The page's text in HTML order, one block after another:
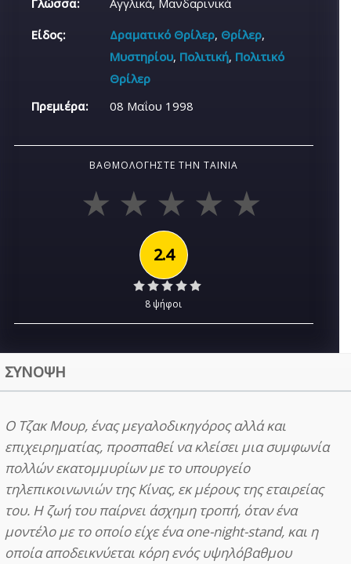
Γλώσσα:
Αγγλικά, Μανδαρινικά
Είδος:
Δραματικό Θρίλερ, Θρίλερ,
Μυστηρίου, Πολιτική, Πολιτικό
Θρίλερ
Πρεμιέρα:
08 Μαΐου 1998
ΒΑΘΜΟΛΟΓΉΣΤΕ ΤΗΝ ΤΑΙΝΊΑ
2.4
8 ψήφοι
ΣΥΝΟΨΗ
Ο Τζακ Μουρ, ένας μεγαλοδικηγόρος αλλά και
επιχειρηματίας, προσπαθεί να κλείσει μια συμφωνία
πολλών εκατομμυρίων με το υπουργείο
τηλεπικοινωνιών της Κίνας, εκ μέρους της εταιρείας
του. Η ζωή του παίρνει άσχημη τροπή, όταν ένα
μοντέλο με το οποίο είχε ένα one-night-stand, και η
οποία αποδεικνύεται κόρη ενός υψηλόβαθμου